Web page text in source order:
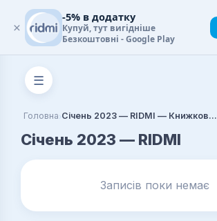
☰
Головна› Січень 2023 — RIDMI — Книжковий блог
Січень 2023 — RIDMI
Записів поки немає
×
-5% в додатку
Купуй, тут вигідніше
Безкоштовні - Google Play